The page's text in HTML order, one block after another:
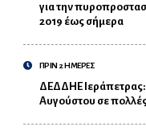
για την
2019 έως σήμερα
ΠΡΙΝ 2 ΗΜΕΡΕΣ
ΔΕΔΔΗΕ
Αυγούστου σε